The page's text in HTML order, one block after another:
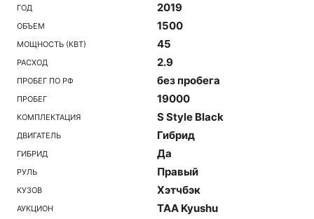
ГОД 2019
ОБЪЕМ 1500
МОЩНОСТЬ (КВТ) 45
РАСХОД 2.9
ПРОБЕГ ПО РФ без пробега
ПРОБЕГ 19000
КОМПЛЕКТАЦИЯ S Style Black
ДВИГАТЕЛЬ Гибрид
ГИБРИД Да
РУЛЬ Правый
КУЗОВ Хэтчбэк
АУКЦИОН TAA Kyushu